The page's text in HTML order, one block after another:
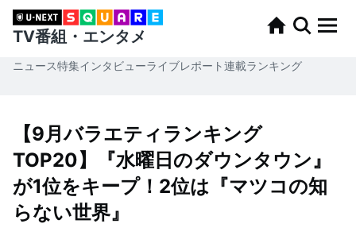
TV番組・エンタメ
ニュース特集インタビューライブレポート連載ランキング
【9月バラエティランキング
TOP20】『水曜日のダウンタウン』
が1位をキープ！2位は『マツコの知
らない世界』